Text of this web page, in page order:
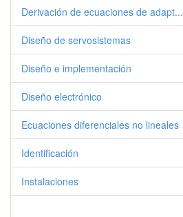
Derivación de ecuaciones de adapt...
Diseño de servosistemas
Diseño e implementación
Diseño electrónico
Ecuaciones diferenciales no lineales
Identificación
Instalaciones